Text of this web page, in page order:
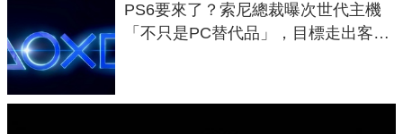
PS6要來了？索尼總裁曝次世代主機
「不只是PC替代品」，目標走出客